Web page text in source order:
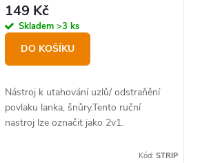
149 Kč
Skladem >3 ks
DO KOŠÍKU
Nástroj k utahování uzlů/ odstraňění
povlaku lanka, šnůry.Tento ruční
nastroj lze označit jako 2v1.
zárověn utahuje uzly bez použití a
Kód: STRIP